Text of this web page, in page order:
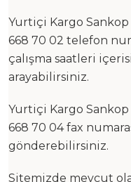
Yurtiçi Kargo Sankop
668 70 02 telefon
çalışma saatleri
arayabilirsiniz.
Yurtiçi Kargo Sankop
668 70 04 fax
gönderebilirsiniz.
Sitemizde mevcut